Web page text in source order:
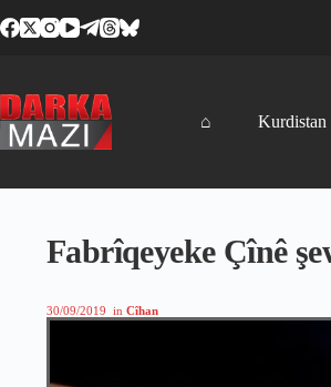
to
⌂ Kurdistan
Fabrîqeyeke Çînê
30/09/2019 in Cîhan